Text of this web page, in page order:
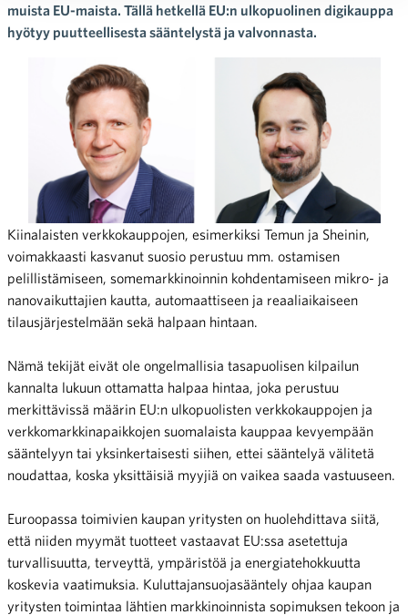
muista EU-maista. Tällä hetkellä EU:n ulkopuolinen digikauppa
hyötyy puutteellisesta sääntelystä ja valvonnasta.
Kiinalaisten verkkokauppojen, esimerkiksi Temun ja Sheinin,
voimakkaasti kasvanut suosio perustuu mm. ostamisen
pelillistämiseen, somemarkkinoinnin kohdentamiseen mikro- ja
nanovaikuttajien kautta, automaattiseen ja reaaliaikaiseen
tilausjärjestelmään sekä halpaan hintaan.
Nämä tekijät eivät ole ongelmallisia tasapuolisen kilpailun
kannalta lukuun ottamatta halpaa hintaa, joka perustuu
merkittävissä määrin EU:n ulkopuolisten verkkokauppojen ja
verkkomarkkinapaikkojen suomalaista kauppaa kevyempään
sääntelyyn tai yksinkertaisesti siihen, ettei sääntelyä välitetä
noudattaa, koska yksittäisiä myyjiä on vaikea saada vastuuseen.
Euroopassa toimivien kaupan yritysten on huolehdittava siitä,
että niiden myymät tuotteet vastaavat EU:ssa asetettuja
turvallisuutta, terveyttä, ympäristöä ja energiatehokkuutta
koskevia vaatimuksia. Kuluttajansuojasääntely ohjaa kaupan
yritysten toimintaa lähtien markkinoinnista sopimuksen tekoon ja